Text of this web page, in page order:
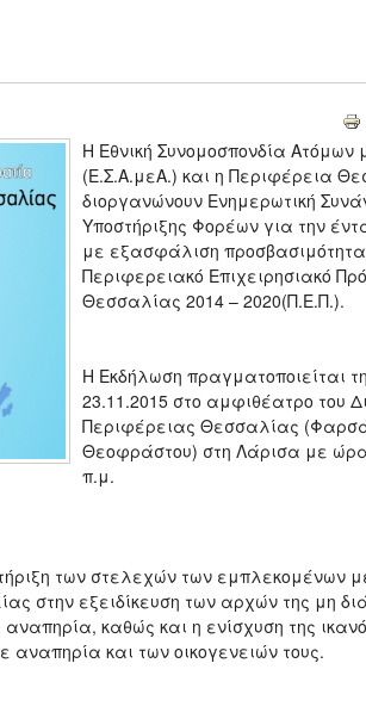
Η Εθνική Συνομοσπονδία Ατόμων
(Ε.Σ.Α.μεΑ.) και η Περιφέρεια
διοργανώνουν Ενημερωτική
Υποστήριξης Φορέων για την
με εξασφάλιση
Περιφερειακό Επιχειρησιακό
Θεσσαλίας 2014 – 2020(Π.Ε.Π.).
Η Εκδήλωση πραγματοποιείται
23.11.2015 στο αμφιθέατρο του
Περιφέρειας Θεσσαλίας
Θεοφράστου) στη Λάρισα με
π.μ.
των στελεχών των εμπλεκομένων
στην εξειδίκευση των αρχών της μη
καθώς και η ενίσχυση της
και των οικογενειών τους.